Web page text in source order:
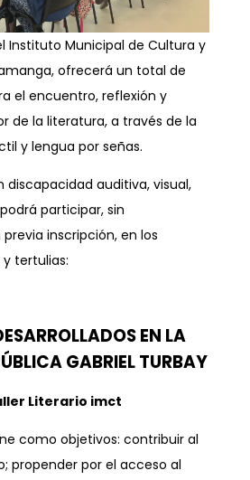
Instituto Municipal de Cultura y
ofrecerá un total de
el encuentro, reflexión y
de la literatura, a través de la
y lengua por señas.
discapacidad auditiva, visual,
participar, sin
inscripción, en los
tertulias:
EN LA
GABRIEL TURBAY
Literario imct
como objetivos: contribuir al
propender por el acceso al